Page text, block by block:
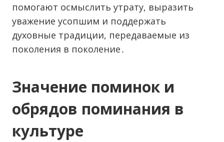
помогают осмыслить утрату, выразить
уважение усопшим и поддержать
духовные традиции, передаваемые из
поколения в поколение․
Значение поминок и
обрядов поминания в
культуре